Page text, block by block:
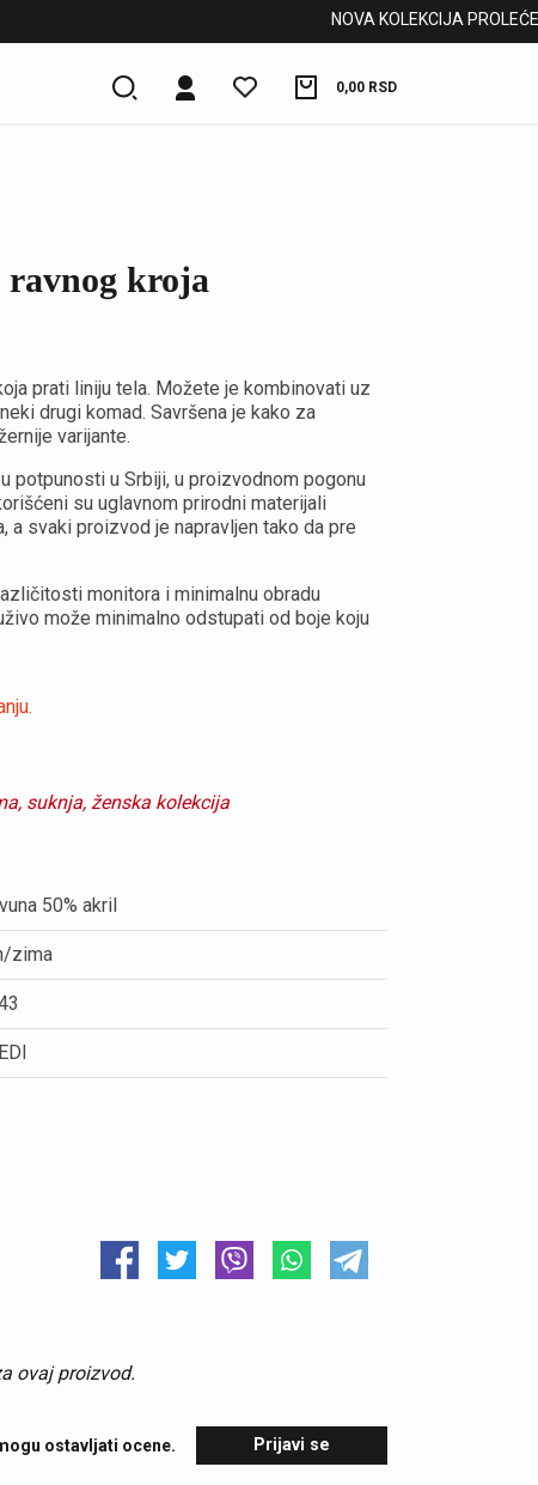
NOVA KOLEKCIJA PROLEĆE/
0,00 RSD
ravnog kroja
prati liniju tela. Možete je kombinovati uz
drugi komad. Savršena je kako za
varijante.
potpunosti u Srbiji, u proizvodnom pogonu
su uglavnom prirodni materijali
a svaki proizvod je napravljen tako da pre
monitora i minimalnu obradu
može minimalno odstupati od boje koju
suknja, ženska kolekcija
50% akril
zima
ovaj proizvod.
ostavljati ocene. Prijavi se